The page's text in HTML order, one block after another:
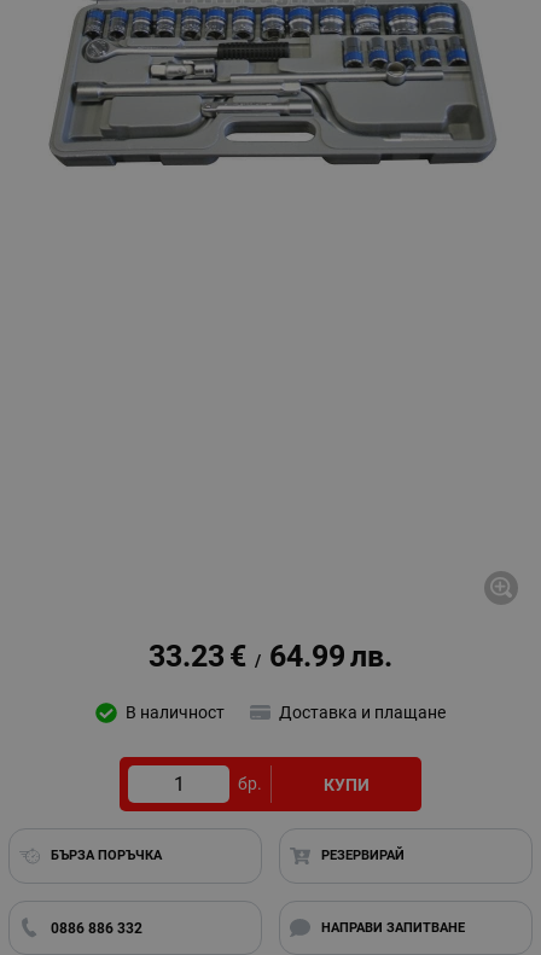
33.23 € / 64.99лв.
В наличност Доставка и плащане
бр. КУПИ
БЪРЗА ПОРЪЧКА РЕЗЕРВИРАЙ
0886 886 332 НАПРАВИ ЗАПИТВАНЕ